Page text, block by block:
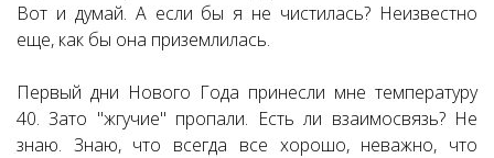
Вот и думай. А если бы я не чистилась? Неизвестно
еще, как бы она приземлилась.
Первый дни Нового Года принесли мне температуру
40. Зато "жгучие" пропали. Есть ли взаимосвязь? Не
знаю. Знаю, что всегда все хорошо, неважно, что